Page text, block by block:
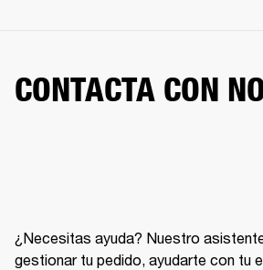
CONTACTA CON
¿Necesitas ayuda? Nuestro
gestionar tu pedido, ayudarte con tu